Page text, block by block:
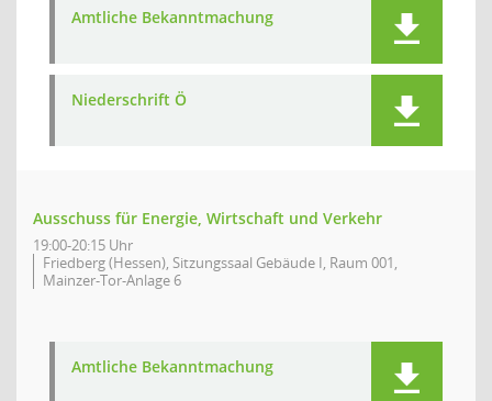
Amtliche Bekanntmachung
Niederschrift Ö
Ausschuss für Energie, Wirtschaft und Verkehr
19:00-20:15 Uhr
Friedberg (Hessen), Sitzungssaal Gebäude I, Raum 001,
Mainzer-Tor-Anlage 6
Amtliche Bekanntmachung